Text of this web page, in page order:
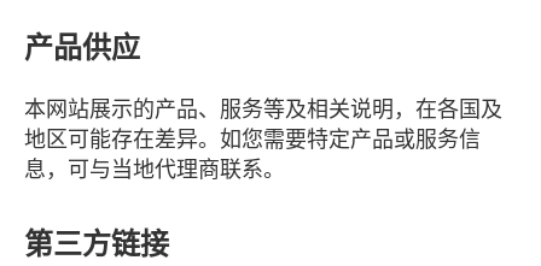
产品供应
本网站展示的产品、服务等及相关说明，在各国及
地区可能存在差异。如您需要特定产品或服务信
息，可与当地代理商联系。
第三方链接